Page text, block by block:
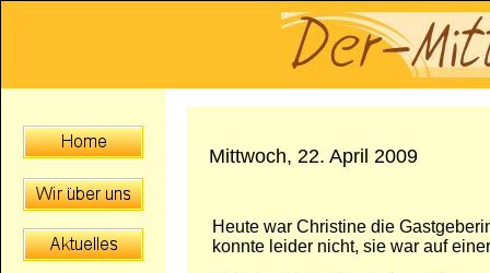
Mittwoch, 22. April 2009
Heute war Christine die
konnte leider nicht, sie war auf